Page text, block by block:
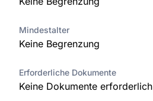
Mindestalter
Keine Begrenzung
Erforderliche Dokumente
Keine Dokumente erforderlich